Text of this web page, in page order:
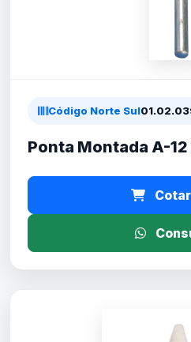
Código Norte Sul
Ponta Montada A-12